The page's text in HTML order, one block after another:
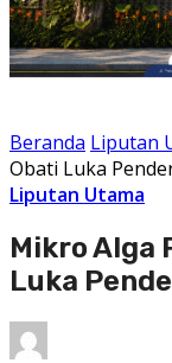
Beranda Liputan
Obati Luka
Liputan Utama
Mikro Alga
Luka